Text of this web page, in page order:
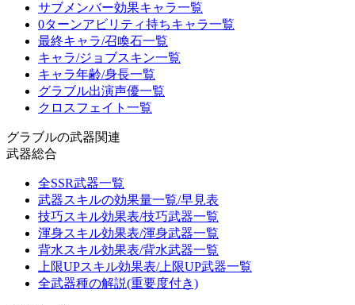
サブメンバー効果キャラ一覧
0ターンアビリティ持ちキャラ一覧
最終キャラ/召喚石一覧
キャラ/ジョブスキン一覧
キャラ年齢/身長一覧
グラブル出演声優一覧
クロスフェイト一覧
グラブルの武器関連
武器総合
全SSR武器一覧
武器スキルの効果量一覧/早見表
技巧スキル効果表/技巧武器一覧
渾身スキル効果表/渾身武器一覧
背水スキル効果表/背水武器一覧
上限UPスキル効果表/上限UP武器一覧
全武器種の解説(重要度付き)